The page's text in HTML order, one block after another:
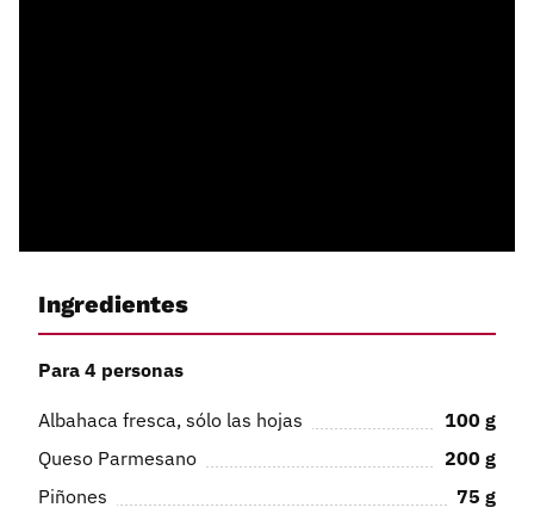
Ingredientes
Para 4 personas
Albahaca fresca, sólo las hojas 100 g
Queso Parmesano
200 g
Piñones
75 g